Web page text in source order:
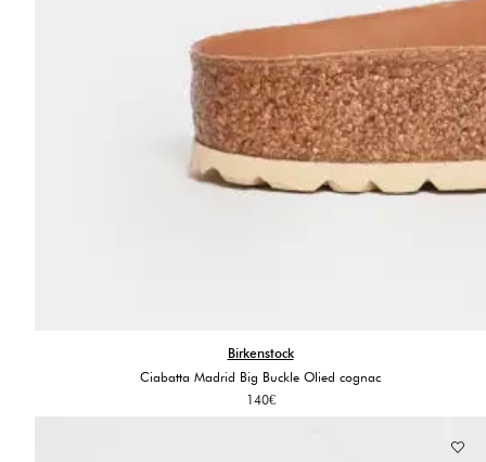
Birkenstock
Ciabatta Madrid Big Buckle Olied cognac
140€